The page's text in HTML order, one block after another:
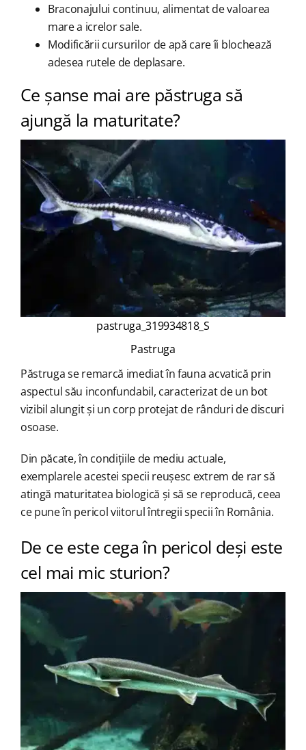
Braconajului continuu, alimentat de valoarea
mare a icrelor sale.
Modificării cursurilor de apă care îi blochează
adesea rutele de deplasare.
Ce șanse mai are păstruga să
ajungă la maturitate?
pastruga_319934818_S
Pastruga
Păstruga se remarcă imediat în fauna acvatică prin
aspectul său inconfundabil, caracterizat de un bot
vizibil alungit și un corp protejat de rânduri de discuri
osoase.
Din păcate, în condițiile de mediu actuale,
exemplarele acestei specii reușesc extrem de rar să
atingă maturitatea biologică și să se reproducă, ceea
ce pune în pericol viitorul întregii specii în România.
De ce este cega în pericol deși este
cel mai mic sturion?